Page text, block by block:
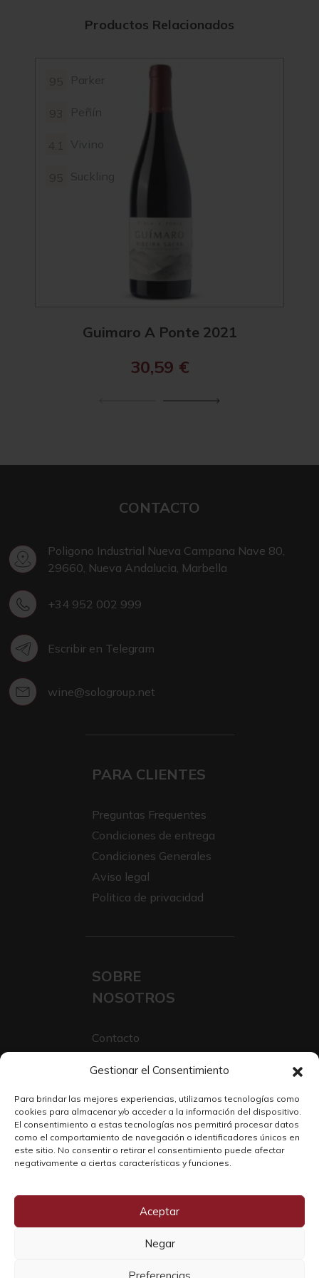
Gestionar el Consentimiento
Para brindar las mejores experiencias, utilizamos tecnologías como
cookies para almacenar y/o acceder a la información del dispositivo.
El consentimiento a estas tecnologías nos permitirá procesar datos
como el comportamiento de navegación o identificadores únicos en
este sitio. No consentir o retirar el consentimiento puede afectar
negativamente a ciertas características y funciones.
Aceptar
Negar
Preferencias
Productos Relacionados
Parker
Peñín
Vivino
Suckling
Guimaro A Ponte 2021
30,59 €
CONTACTO
Poligono Industrial Nueva Campana Nave 80,
29660, Nueva Andalucia, Marbella
+34 952 002 999
Escribir en Telegram
wine@sologroup.net
PARA CLIENTES
Preguntas Frequentes
Condiciones de entrega
Condiciones Generales
Aviso legal
Politica de privacidad
SOBRE
NOSOTROS
Contacto